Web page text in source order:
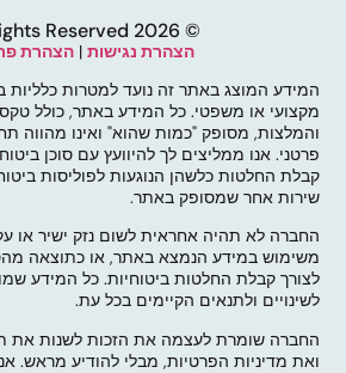
© 2026 All Rights Reserved
הצהרת נגישות | הצהרת
המידע המוצג באתר זה נועד למטרות כלליות
מקצועי או משפטי. כל המידע באתר, כולל
והמלצות, מסופק "כמות שהוא" ואינו מהווה
פרטני. אנו ממליצים לך להיוועץ עם סוכן
קבלת החלטות כלשהן הנוגעות לפוליסות
שירות אחר שמסופק באתר.
החברה לא תהיה אחראית לשום נזק ישיר או
משימוש במידע הנמצא באתר, או כתוצאה
לצורך קבלת החלטות ביטוחיות. כל המידע
לשינויים ולתנאים הקיימים בכל עת.
החברה שומרת לעצמה את הזכות לשנות את
ואת מדיניות הפרטיות, מבלי להודיע מראש.